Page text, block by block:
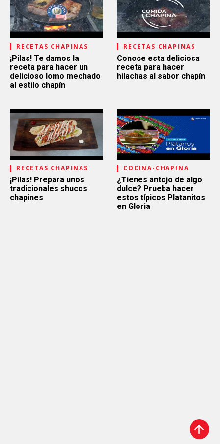
RECETAS CHAPINAS
¡Pilas! Te damos la
receta para hacer un
delicioso lomo mechado
al estilo chapín
RECETAS CHAPINAS
Conoce esta deliciosa
receta para hacer
hilachas al sabor chapín
RECETAS CHAPINAS
¡Pilas! Prepara unos
tradicionales shucos
chapines
COCINA-CHAPINA
¿Tienes antojo de algo
dulce? Prueba hacer
estos típicos Platanitos
en Gloria